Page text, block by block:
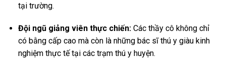
tại trường.
Đội ngũ giảng viên thực chiến:Các thầy cô không chỉ
có bằng cấp cao mà còn là những bác sĩ thú y giàu kinh
nghiệm thực tế tại các trạm thú y huyện.